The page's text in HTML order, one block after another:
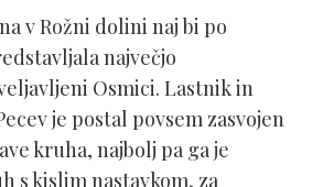
v Rožni dolini naj bi po
največjo
Osmici. Lastnik in
je postal povsem zasvojen
kruha, najbolj pa ga je
s kislim nastavkom, za